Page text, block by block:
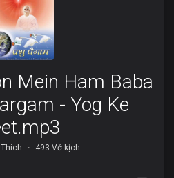
Mein Ham Baba
- Yog Ke
493 Vở kịch